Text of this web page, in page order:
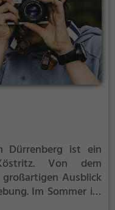
Dürrenberg ist ein
Von dem
Ausblick
Im Sommer ist